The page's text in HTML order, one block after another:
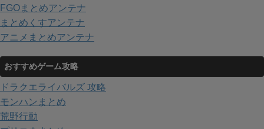
FGOまとめアンテナ
まとめくすアンテナ
アニメまとめアンテナ
おすすめゲーム攻略
ドラクエライバルズ 攻略
モンハンまとめ
荒野行動